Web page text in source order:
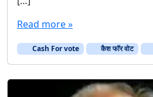
Read more »
Cash For vote कैश फॉर वोट